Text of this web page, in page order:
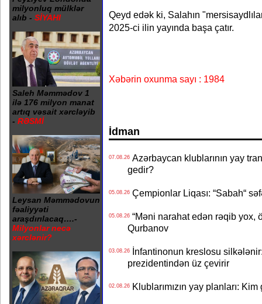
milyonluq mülklər
alıb - SİYAHI
Saleh Məmmədov 1
ilə 176 milyon manat
artıq vəsait xərcləyib
- RƏSMİ
Leysan Məmmədovun
fəaliyyəti
araşdırılacaq….-
Milyonlar necə
xərclənir?
Qeyd edək ki, Salahın
2025-ci ilin yayında başa çatır.
Xəbərin oxunma sayı : 1984
İdman
07.08.26Azərbaycan klublarının yay
gedir?
05.08.26Çempionlar Liqası: “Sabah“
05.08.26“Məni narahat edən rəqib yox,
Qurbanov
03.08.26İnfantinonun kreslosu
prezidentindən üz çevirir
02.08.26Klublarımızın yay planları: